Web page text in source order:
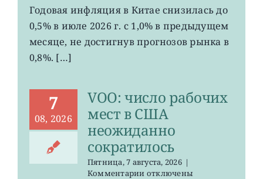
MCHI,
KWEB:
инфляция
в
Китае
с
января
Годовая инфляция в Китае снизилась до
0,5% в июле 2026 г. с 1,0% в предыдущем
месяце, не достигнув прогнозов рынка в
0,8%. […]
7
08, 2026
VOO: число рабочих
мест в США
неожиданно
сократилось
Пятница, 7 августа, 2026 |
Комментариикотключены